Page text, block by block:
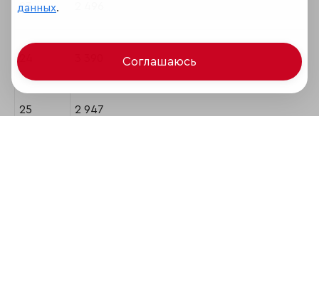
23
25 2 947
данных.
Соглашаюсь